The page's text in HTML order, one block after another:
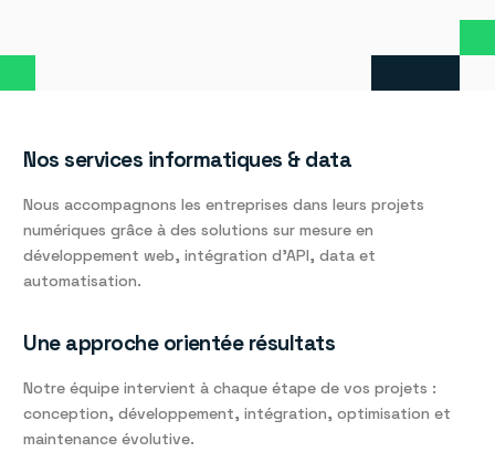
Nos services informatiques & data
Nous accompagnons les entreprises dans leurs projets
numériques grâce à des solutions sur mesure en
développement web, intégration d’API, data et
automatisation.
Une approche orientée résultats
Notre équipe intervient à chaque étape de vos projets :
conception, développement, intégration, optimisation et
maintenance évolutive.